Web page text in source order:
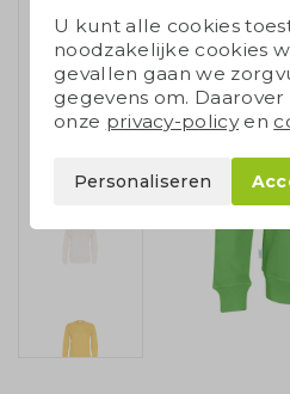
U kunt alle cookies
noodzakelijke cookies
gevallen gaan we
gegevens om.
onze privacy-policyen
Personaliseren